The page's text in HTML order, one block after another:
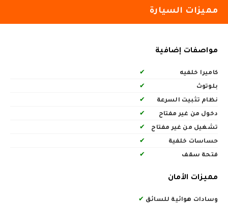
مميزات السيارة
مواصفات إضافية
كاميرا خلفيه
✔
بلوتوث
✔
نظام تثبيت السرعة
✔
دخول من غير مفتاح
✔
تشغيل من غير مفتاح
✔
حساسات خلفية
✔
فتحة سقف
✔
مميزات الأمان
وسادات هوائية للسائق ✔